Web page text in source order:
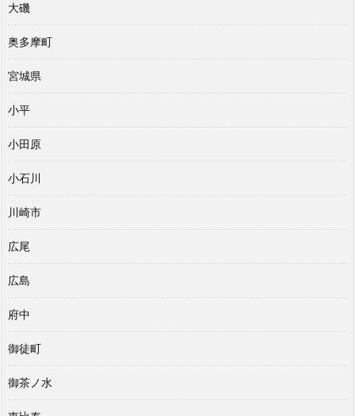
大磯
奥多摩町
宮城県
小平
小田原
小石川
川崎市
広尾
広島
府中
御徒町
御茶ノ水